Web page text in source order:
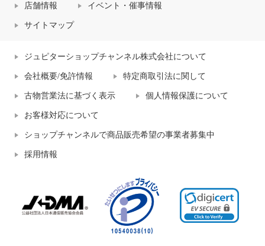
店舗情報 イベント・催事情報
サイトマップ
ジュピターショップチャンネル株式会社について
会社概要/免許情報 特定商取引法に関して
古物営業法に基づく表示 個人情報保護について
お客様対応について
ショップチャンネルで商品販売希望の事業者募集中
採用情報